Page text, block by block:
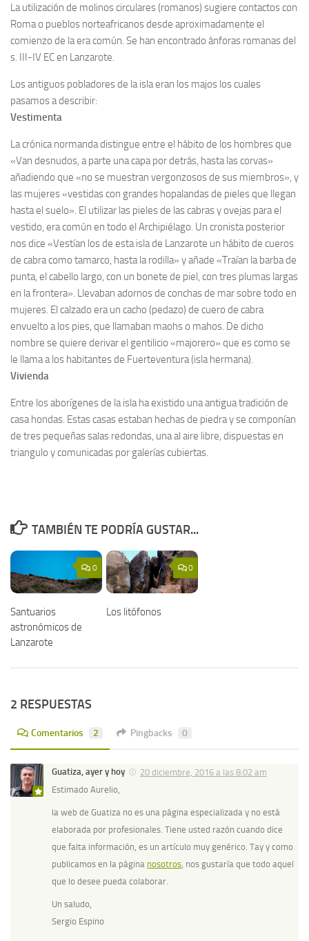
La utilización de molinos circulares (romanos) sugiere contactos con
Roma o pueblos norteafricanos desde aproximadamente el
comienzo de la era común. Se han encontrado ánforas romanas del
s. III-IV EC en Lanzarote.
Los antiguos pobladores de la isla eran los majos los cuales
pasamos a describir:
Vestimenta
La crónica normanda distingue entre el hábito de los hombres que
«Van desnudos, a parte una capa por detrás, hasta las corvas»
añadiendo que «no se muestran vergonzosos de sus miembros», y
las mujeres «vestidas con grandes hopalandas de pieles que llegan
hasta el suelo». El utilizar las pieles de las cabras y ovejas para el
vestido, era común en todo el Archipiélago. Un cronista posterior
nos dice «Vestían los de esta isla de Lanzarote un hábito de cueros
de cabra como tamarco, hasta la rodilla» y añade «Traían la barba de
punta, el cabello largo, con un bonete de piel, con tres plumas largas
en la frontera». Llevaban adornos de conchas de mar sobre todo en
mujeres. El calzado era un cacho (pedazo) de cuero de cabra
envuelto a los pies, que llamaban maohs o mahos. De dicho
nombre se quiere derivar el gentilicio «majorero» que es como se
le llama a los habitantes de Fuerteventura (isla hermana).
Vivienda
Entre los aborígenes de la isla ha existido una antigua tradición de
casa hondas. Estas casas estaban hechas de piedra y se componían
de tres pequeñas salas redondas, una al aire libre, dispuestas en
triangulo y comunicadas por galerías cubiertas.
TAMBIÉN TE PODRÍA GUSTAR...
0
Santuarios
astronómicos de
Lanzarote
0
Los litófonos
2 RESPUESTAS
Comentarios 2 Pingbacks 0
Guatiza, ayer y hoy
20 diciembre, 2016 a las 8:02 am
Estimado Aurelio,
la web de Guatiza no es una página especializada y no está
elaborada por profesionales. Tiene usted razón cuando dice
que falta información, es un artículo muy genérico. Tay y como
publicamos en la página nosotros , nos gustaría que todo aquel
que lo desee pueda colaborar.
Un saludo,
Sergio Espino